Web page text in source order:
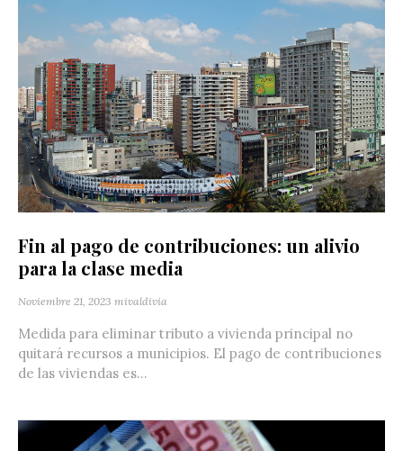
Fin al pago de contribuciones: un alivio
para la clase media
Noviembre 21, 2023 mivaldivia
Medida para eliminar tributo a vivienda principal no
quitará recursos a municipios. El pago de contribuciones
de las viviendas es...